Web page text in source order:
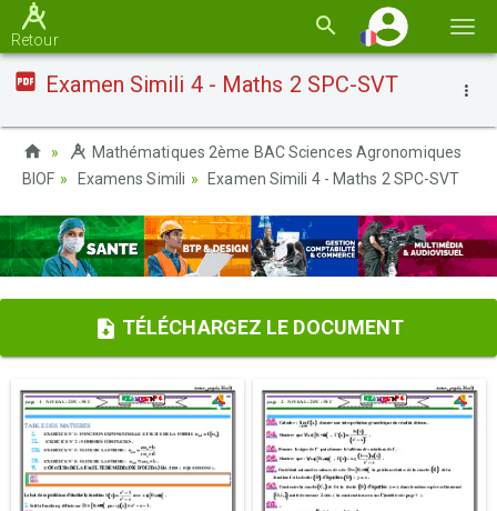
la
Retour
Examen Simili 4 - Maths 2 SPC-SVT
Mathématiques 2ème BAC Sciences Agronomiques
BIOF
Examens Simili Examen Simili 4 - Maths 2 SPC-SVT
TÉLÉCHARGEZ LE DOCUMENT